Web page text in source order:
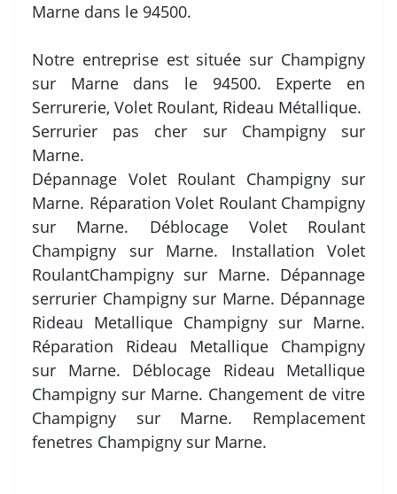
Marne dans le 94500.
Notre entreprise est située sur Champigny
sur Marne dans le 94500. Experte en
Serrurerie, Volet Roulant, Rideau Métallique.
Serrurier pas cher sur Champigny sur
Marne.
Dépannage Volet Roulant Champigny sur
Marne. Réparation Volet Roulant Champigny
sur Marne. Déblocage Volet Roulant
Champigny sur Marne. Installation Volet
RoulantChampigny sur Marne. Dépannage
serrurier Champigny sur Marne. Dépannage
Rideau Metallique Champigny sur Marne.
Réparation Rideau Metallique Champigny
sur Marne. Déblocage Rideau Metallique
Champigny sur Marne. Changement de vitre
Champigny sur Marne. Remplacement
fenetres Champigny sur Marne.